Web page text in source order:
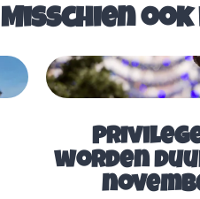
Misschien
worden